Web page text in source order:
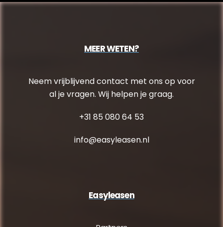
MEER WETEN?
Neem vrijblijvend contact met ons op voor
al je vragen. Wij helpen je graag.
+31 85 080 64 53
info@easyleasen.nl
Easyleasen